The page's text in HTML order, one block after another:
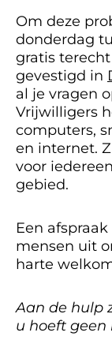
Om deze
donderdag
gratis
gevestigd in
al je vragen
Vrijwilligers
computers,
en internet.
voor
gebied.
Een
mensen uit
harte
Aan de hulp
u hoeft geen